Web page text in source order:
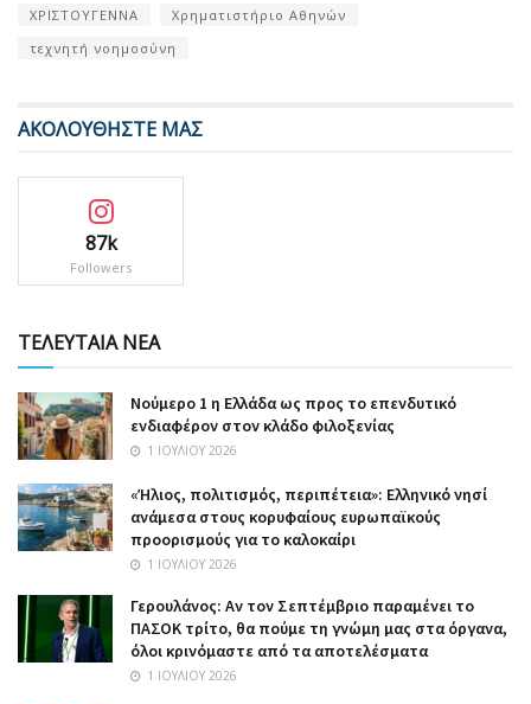
ΧΡΙΣΤΟΥΓΕΝΝΑ
Χρηματιστήριο Αθηνών
τεχνητή νοημοσύνη
ΑΚΟΛΟΥΘΗΣΤΕ ΜΑΣ
87k
Followers
ΤΕΛΕΥΤΑΙΑ ΝΕΑ
Nούμερο 1 η Ελλάδα ως προς το επενδυτικό
ενδιαφέρον στον κλάδο φιλοξενίας
1 ΙΟΥΛΊΟΥ 2026
«Ήλιος, πολιτισμός, περιπέτεια»: Ελληνικό νησί
ανάμεσα στους κορυφαίους ευρωπαϊκούς
προορισμούς για το καλοκαίρι
1 ΙΟΥΛΊΟΥ 2026
Γερουλάνος: Αν τον Σεπτέμβριο παραμένει το
ΠΑΣΟΚ τρίτο, θα πούμε τη γνώμη μας στα όργανα,
όλοι κρινόμαστε από τα αποτελέσματα
1 ΙΟΥΛΊΟΥ 2026